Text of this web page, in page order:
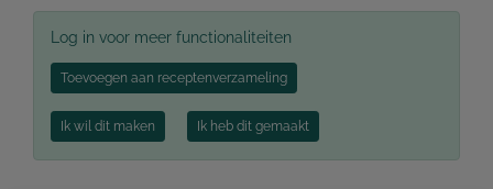
Log in voor meer functionaliteiten
Toevoegen aan receptenverzameling
Ik wil dit maken Ik heb dit gemaakt